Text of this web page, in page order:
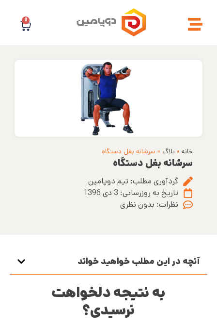
0
خانه » بلاگ » سرشانه بغل دستگاه
سرشانه بغل دستگاه
گردآوری مطلب: تیم دوپامین
تاریخ به روزرسانی: 3 دی 1396
نظرات: بدون نظری
آنچه در این مطلب خواهید خواند
به نتیجه دلخواهت
نرسیدی؟